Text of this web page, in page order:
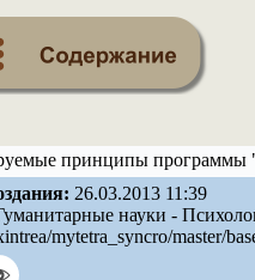
принципы программы
26.03.2013 11:39
науки -
mytetra_syncro/master/